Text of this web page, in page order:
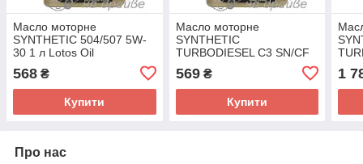
Масло моторне
SYNTHETIC 504/507 5W-
30 1 л Lotos Oil
568 ₴
Купити
Масло моторне
SYNTHETIC
TURBODIESEL C3 SN/CF
569₴
Купити
1
Про нас